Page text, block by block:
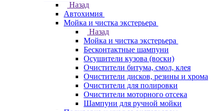
Назад
Автохимия
Мойка и чистка экстерьера
Назад
Мойка и чистка экстерьера
Бесконтактные шампуни
Осушители кузова (воски)
Очистители битума, смол, клея
Очистители дисков, резины и хрома
Очистители для полировки
Очистители моторного отсека
Шампуни для ручной мойки